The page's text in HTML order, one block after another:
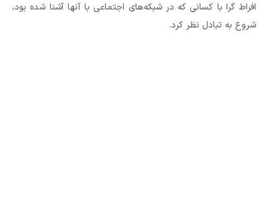
افراط گرا با کسانی که در شبکه‌های اجتماعی با آنها آشنا شده بود،
شروع به تبادل نظر کرد.